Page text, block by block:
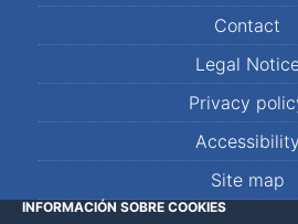
Contact
Legal
Privacy
Accessibility
Site map
INFORMACIÓN SOBRE COOKIES